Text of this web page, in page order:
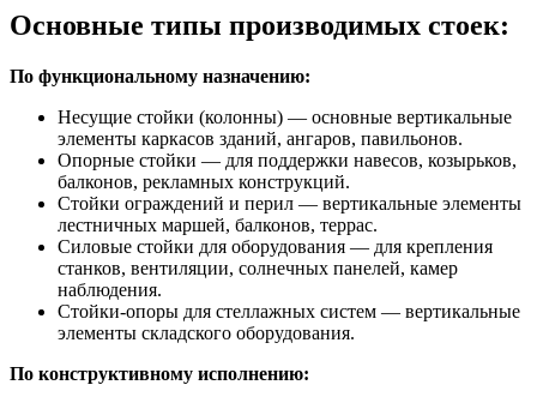
Основные типы производимых стоек:
По функциональному назначению:
Несущие стойки (колонны) — основные вертикальные
элементы каркасов зданий, ангаров, павильонов.
Опорные стойки — для поддержки навесов, козырьков,
балконов, рекламных конструкций.
Стойки ограждений и перил — вертикальные элементы
лестничных маршей, балконов, террас.
Силовые стойки для оборудования — для крепления
станков, вентиляции, солнечных панелей, камер
наблюдения.
Стойки-опоры для стеллажных систем — вертикальные
элементы складского оборудования.
По конструктивному исполнению: